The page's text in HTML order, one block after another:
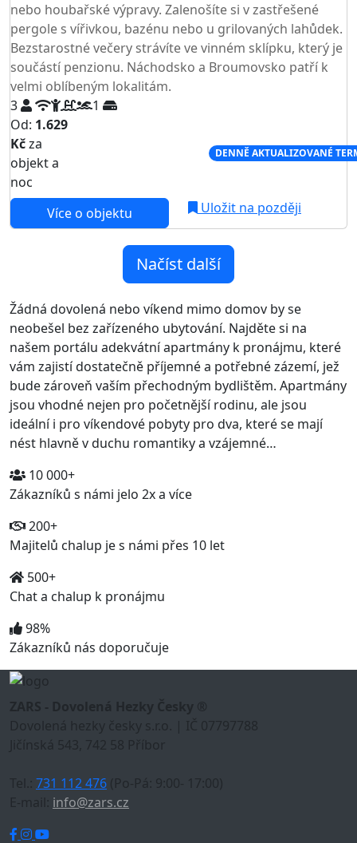
nebo houbařské výpravy. Zalenošíte si v zastřešené
pergole s vířivkou, bazénu nebo u grilovaných lahůdek.
Bezstarostné večery strávíte ve vinném sklípku, který je
součástí penzionu. Náchodsko a Broumovsko patří k
velmi oblíbeným lokalitám.
3
1
Od: 1.629
Kčza
objekt a
noc
DENNĚ AKTUALIZOVANÉ
Více o objektu Uložit na později
Načíst další
Žádná dovolená nebo víkend mimo domov by se
neobešel bez zařízeného ubytování. Najděte si na
našem portálu adekvátní apartmány k pronájmu, které
vám zajistí dostatečně příjemné a potřebné zázemí, jež
bude zároveň vaším přechodným bydlištěm. Apartmány
jsou vhodné nejen pro početnější rodinu, ale jsou
ideální i pro víkendové pobyty pro dva, které se mají
nést hlavně v duchu romantiky a vzájemné…
10 000+
Zákazníků s námi jelo 2x a více
200+
Majitelů chalup je s námi přes 10 let
500+
Chat a chalup k pronájmu
98%
Zákazníků nás doporučuje
ZARS - Dovolená Hezky Česky ®
Dovolená hezky česky s.r.o. | IČ 07797788
Jičínská 543, 742 58 Příbor
Tel.: 731 112 476 (Po-Pá: 9:00- 17:00)
E-mail: info@zars.cz